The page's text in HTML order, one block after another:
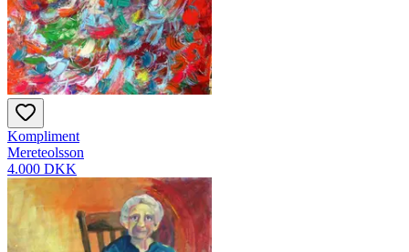
Kompliment
Mereteolsson
4.000 DKK